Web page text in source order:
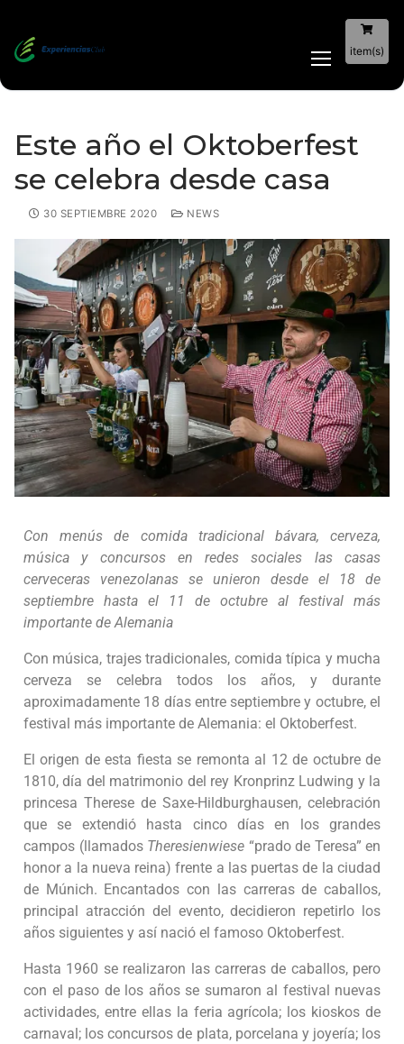
item(s)
Este año el Oktoberfest
se celebra desde casa
30 SEPTIEMBRE 2020 NEWS
Con menús de comida tradicional bávara, cerveza,
música y concursos en redes sociales las casas
cerveceras venezolanas se unieron desde el 18 de
septiembre hasta el 11 de octubre al festival más
importante de Alemania
Con música, trajes tradicionales, comida típica y mucha
cerveza se celebra todos los años, y durante
aproximadamente 18 días entre septiembre y octubre, el
festival más importante de Alemania: el Oktoberfest.
El origen de esta fiesta se remonta al 12 de octubre de
1810, día del matrimonio del rey Kronprinz Ludwing y la
princesa Therese de Saxe-Hildburghausen, celebración
que se extendió hasta cinco días en los grandes
campos (llamados Theresienwiese “prado de Teresa” en
honor a la nueva reina) frente a las puertas de la ciudad
de Múnich. Encantados con las carreras de caballos,
principal atracción del evento, decidieron repetirlo los
años siguientes y así nació el famoso Oktoberfest.
Hasta 1960 se realizaron las carreras de caballos, pero
con el paso de los años se sumaron al festival nuevas
actividades, entre ellas la feria agrícola; los kioskos de
carnaval; los concursos de plata, porcelana y joyería; los